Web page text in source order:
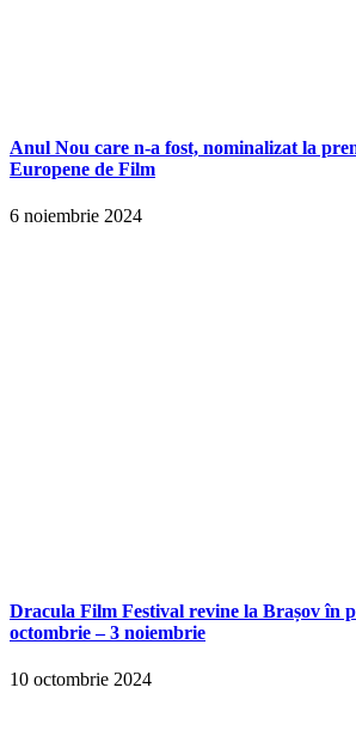
Anul Nou care n-a fost, nominalizat la
Europene de Film
6 noiembrie 2024
Dracula Film Festival revine la Brașov în
octombrie – 3 noiembrie
10 octombrie 2024